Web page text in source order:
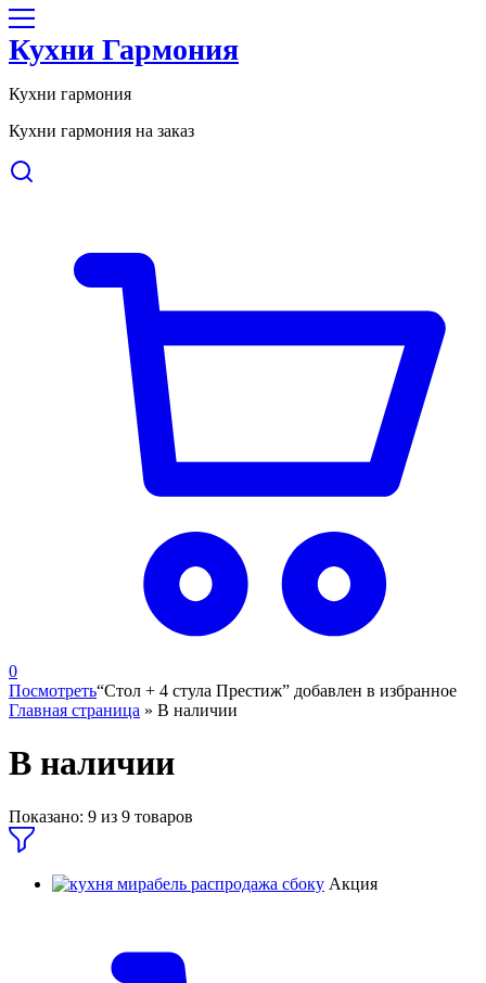
Кухни Гармония
Кухни гармония
Кухни гармония на заказ
0
Посмотреть“Стол + 4 стула Престиж” добавлен в избранное
Главная страница » В наличии
В наличии
Показано: 9 из 9 товаров
Акция